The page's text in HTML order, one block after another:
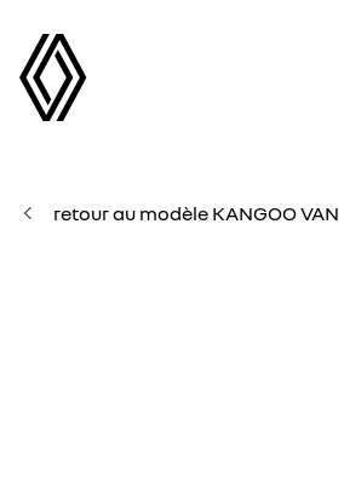
retour au modèle KANGOO VAN